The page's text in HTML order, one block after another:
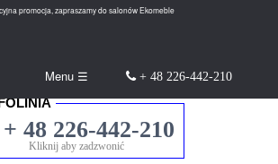
promocja, zapraszamy do salonów Ekomeble
Menu ☰ + 48 226-442-210
48 226-442-210
Kliknij aby zadzwonić